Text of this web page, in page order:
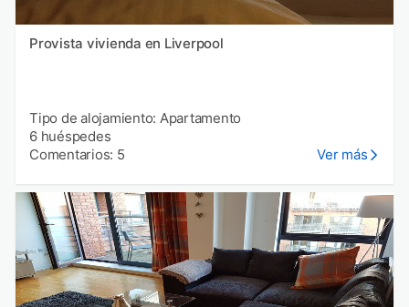
Provista vivienda en Liverpool
Tipo de alojamiento: Apartamento
6 huéspedes
Comentarios: 5
Ver más